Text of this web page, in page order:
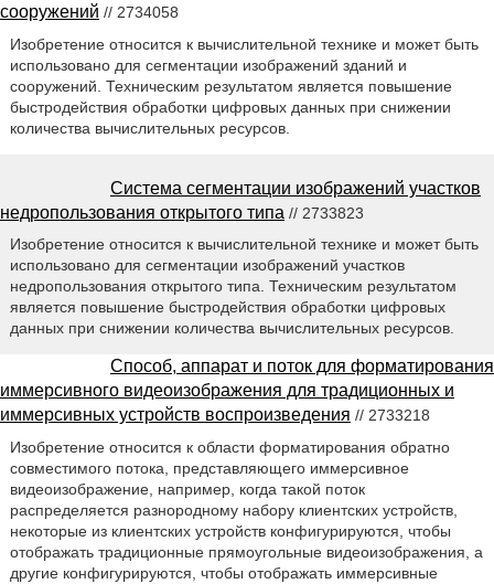
сооружений // 2734058
Изобретение относится к вычислительной технике и может быть
использовано для сегментации изображений зданий и
сооружений. Техническим результатом является повышение
быстродействия обработки цифровых данных при снижении
количества вычислительных ресурсов.
Система сегментации изображений участков
недропользования открытого типа // 2733823
Изобретение относится к вычислительной технике и может быть
использовано для сегментации изображений участков
недропользования открытого типа. Техническим результатом
является повышение быстродействия обработки цифровых
данных при снижении количества вычислительных ресурсов.
Способ, аппарат и поток для форматирования
иммерсивного видеоизображения для традиционных и
иммерсивных устройств воспроизведения // 2733218
Изобретение относится к области форматирования обратно
совместимого потока, представляющего иммерсивное
видеоизображение, например, когда такой поток
распределяется разнородному набору клиентских устройств,
некоторые из клиентских устройств конфигурируются, чтобы
отображать традиционные прямоугольные видеоизображения, а
другие конфигурируются, чтобы отображать иммерсивные